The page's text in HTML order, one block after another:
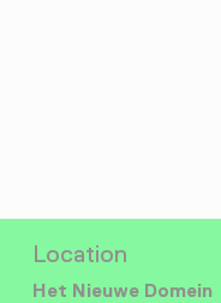
Location
Het Nieuwe Domein